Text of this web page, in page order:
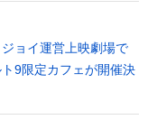
ョイ運営上映劇場で
9限定カフェが開催決